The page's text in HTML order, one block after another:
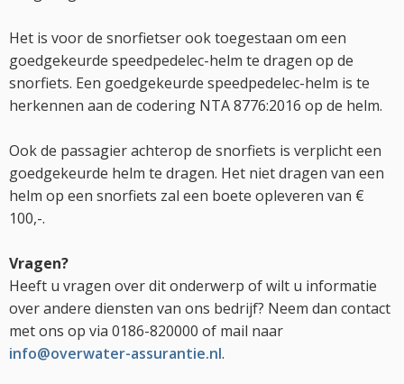
Het is voor de snorfietser ook toegestaan om een
goedgekeurde speedpedelec-helm te dragen op de
snorfiets. Een goedgekeurde speedpedelec-helm is te
herkennen aan de codering NTA 8776:2016 op de helm.
Ook de passagier achterop de snorfiets is verplicht een
goedgekeurde helm te dragen. Het niet dragen van een
helm op een snorfiets zal een boete opleveren van €
100,-.
Vragen?
Heeft u vragen over dit onderwerp of wilt u informatie
over andere diensten van ons bedrijf? Neem dan contact
met ons op via 0186-820000 of mail naar
info@overwater-assurantie.nl.